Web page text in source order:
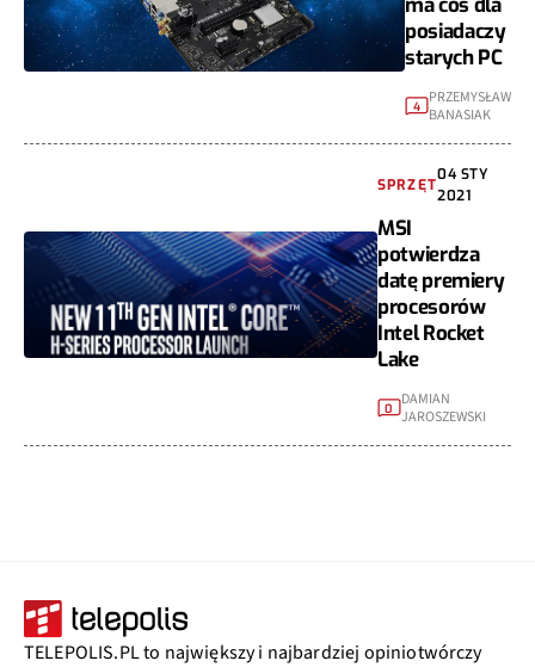
posiadaczy
starych PC
4
PRZEMYSŁAW
BANASIAK
SPRZĘT
04 STY
2021
MSI
potwierdza
datę premiery
procesorów
Intel Rocket
Lake
0
DAMIAN
JAROSZEWSKI
TELEPOLIS.PL to największy i najbardziej opiniotwórczy